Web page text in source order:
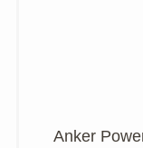
Anker